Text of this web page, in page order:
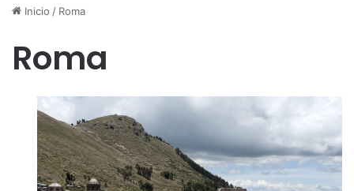
Inicio / Roma
Roma